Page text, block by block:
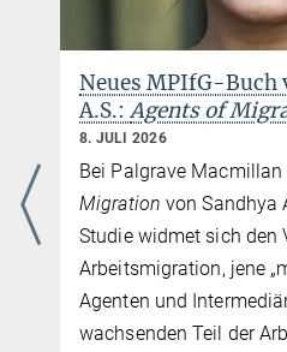
Neues MPIfG-Buch
A.S.: Agents of
8. JULI 2026
Bei Palgrave
Migration von Sandhya
Studie widmet sich den
Arbeitsmigration, jene
Agenten und
wachsenden Teil der